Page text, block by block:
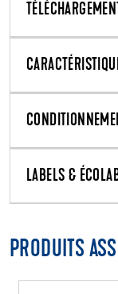
LABELS &
PRODUITS